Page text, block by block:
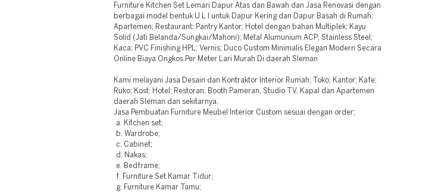
Furniture Kitchen Set Lemari Dapur Atas dan Bawah dan Jasa Renovasi dengan
berbagai model bentuk U L I untuk Dapur Kering dan Dapur Basah di Rumah;
Apartemen; Restaurant; Pantry Kantor; Hotel dengan bahan Multiplek; Kayu
Solid (Jati Belanda/Sungkai/Mahoni); Metal Alumunium ACP; Stainless Steel;
Kaca; PVC Finishing HPL; Vernis; Duco Custom Minimalis Elegan Modern Secara
Online Biaya Ongkos Per Meter Lari Murah Di daerah Sleman
Kami melayani Jasa Desain dan Kontraktor Interior Rumah; Toko; Kantor; Kafe;
Ruko; Kost; Hotel; Restoran; Booth Pameran, Studio TV, Kapal dan Apartemen
daerah Sleman dan sekitarnya.
Jasa Pembuatan Furniture Meubel Interior Custom sesuai dengan order;
a. Kitchen set;
b. Wardrobe;
c. Cabinet;
d. Nakas;
e. Bedframe;
f. Furniture Set Kamar Tidur;
g. Furniture Kamar Tamu;